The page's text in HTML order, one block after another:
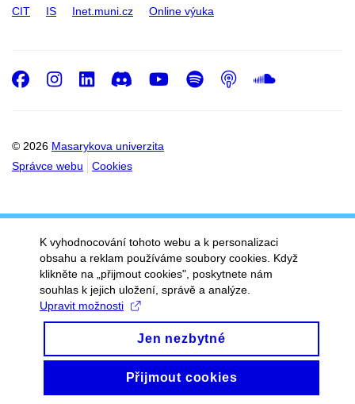
CIT IS Inet.muni.cz Online výuka
© 2026 Masarykova univerzita
Správce webu
Cookies
Facebook
Instagram
LinkedIn
DiscordYoutube
Spotify
Podcast
K vyhodnocování tohoto webu a k personalizaci
obsahu a reklam používáme soubory cookies. Když
klikněte na „přijmout cookies", poskytnete nám
souhlas k jejich uložení, správě a analýze.
Upravit možnosti
Jen nezbytné
Přijmout cookies